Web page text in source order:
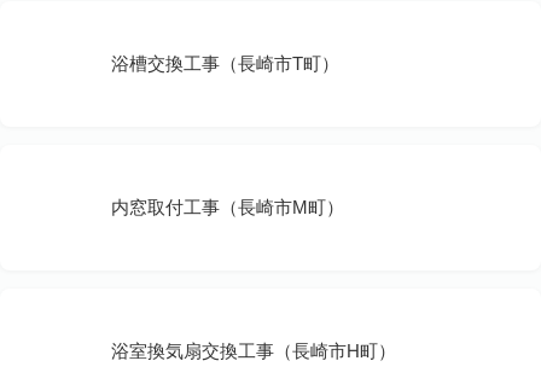
浴槽交換工事（長崎市T町）
内窓取付工事（長崎市M町）
浴室換気扇交換工事（長崎市H町）